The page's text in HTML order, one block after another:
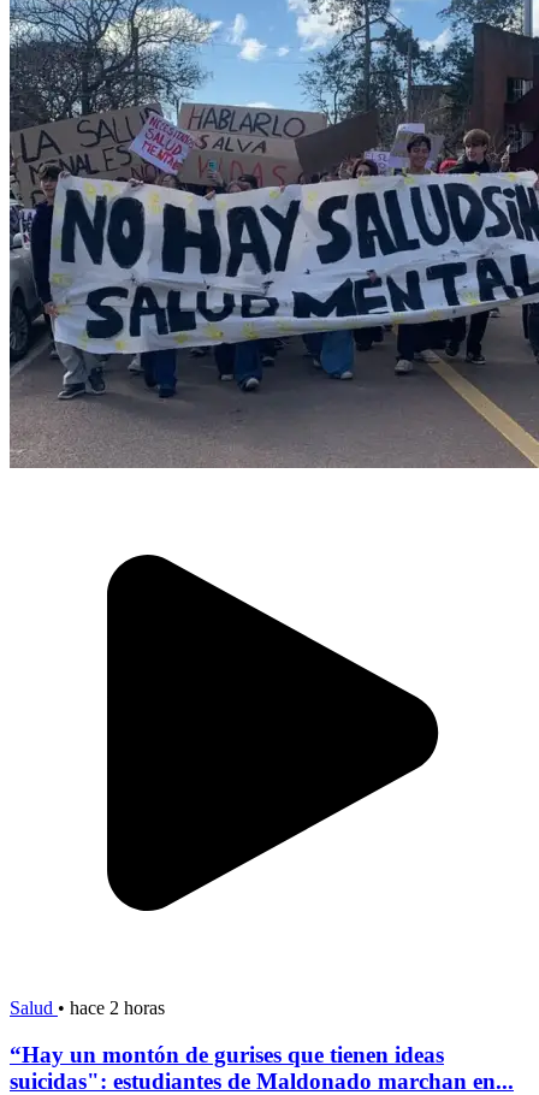
Salud • hace 2 horas
“Hay un montón de gurises que tienen ideas
suicidas": estudiantes de Maldonado marchan en...